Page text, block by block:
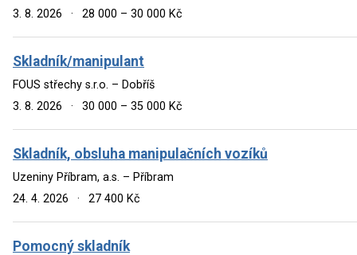
3. 8. 2026
· 28 000 – 30 000 Kč
Skladník/manipulant
FOUS střechy s.r.o. – Dobříš
3. 8. 2026
· 30 000 – 35 000 Kč
Skladník, obsluha manipulačních vozíků
Uzeniny Příbram, a.s. – Příbram
24. 4. 2026
· 27 400 Kč
Pomocný skladník